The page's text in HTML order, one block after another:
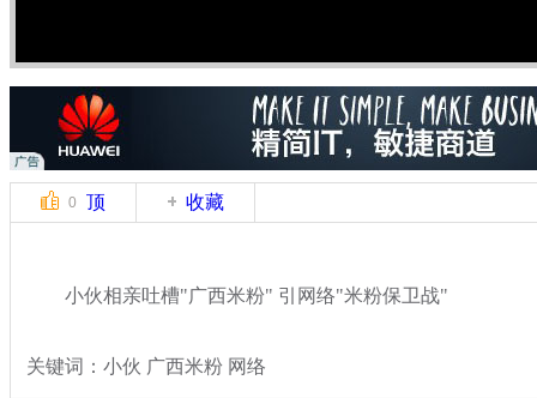
0 顶 收藏
小伙相亲吐槽"广西米粉" 引网络"米粉保卫战"
关键词：小伙 广西米粉 网络